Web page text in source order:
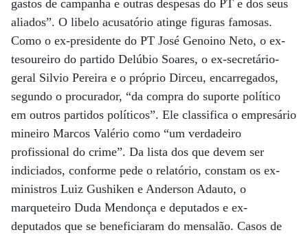
gastos de campanha e outras despesas do PT e dos seus
aliados”. O libelo acusatório atinge figuras famosas.
Como o ex-presidente do PT José Genoino Neto, o ex-
tesoureiro do partido Delúbio Soares, o ex-secretário-
geral Silvio Pereira e o próprio Dirceu, encarregados,
segundo o procurador, “da compra do suporte político
em outros partidos políticos”. Ele classifica o empresário
mineiro Marcos Valério como “um verdadeiro
profissional do crime”. Da lista dos que devem ser
indiciados, conforme pede o relatório, constam os ex-
ministros Luiz Gushiken e Anderson Adauto, o
marqueteiro Duda Mendonça e deputados e ex-
deputados que se beneficiaram do mensalão. Casos de